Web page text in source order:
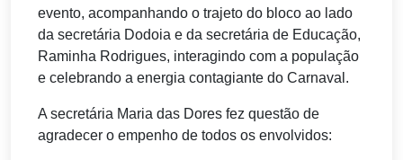
evento, acompanhando o trajeto do bloco ao lado
da secretária Dodoia e da secretária de Educação,
Raminha Rodrigues, interagindo com a população
e celebrando a energia contagiante do Carnaval.
A secretária Maria das Dores fez questão de
agradecer o empenho de todos os envolvidos: